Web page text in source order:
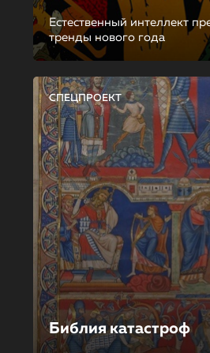
Естественный интеллект
тренды нового года
СПЕЦПРОЕКТ
Библия катастроф